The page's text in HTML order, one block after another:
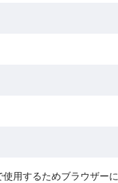
用するためブラウザーに